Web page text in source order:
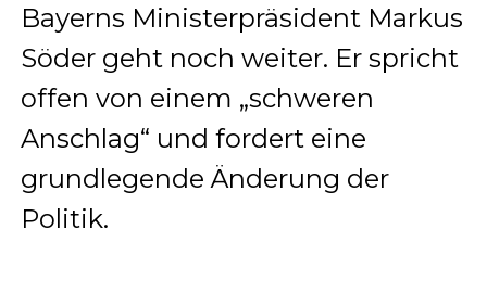
Bayerns Ministerpräsident Markus
Söder geht noch weiter. Er spricht
offen von einem „schweren
Anschlag“ und fordert eine
grundlegende Änderung der
Politik.